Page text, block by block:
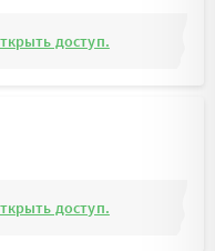
доступ.
доступ.